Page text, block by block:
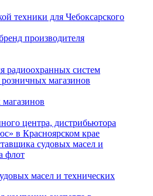
техники для Чебоксарского
радиоохранных систем
центра, дистрибьютора
в Красноярском крае
масел и технических